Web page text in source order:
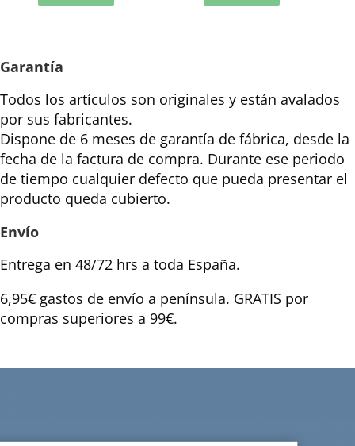
Garantía
Todos los artículos son originales y están avalados
por sus fabricantes.
Dispone de 6 meses de garantía de fábrica, desde la
fecha de la factura de compra. Durante ese periodo
de tiempo cualquier defecto que pueda presentar el
producto queda cubierto.
Envío
Entrega en 48/72 hrs a toda España.
6,95€ gastos de envío a península. GRATIS por
compras superiores a 99€.